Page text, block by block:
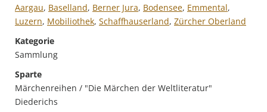
Aargau, Baselland, Berner Jura, Bodensee, Emmental,
Luzern, Mobiliothek, Schaffhauserland, Zürcher Oberland
Kategorie
Sammlung
Sparte
Märchenreihen / "Die Märchen der Weltliteratur"
Diederichs